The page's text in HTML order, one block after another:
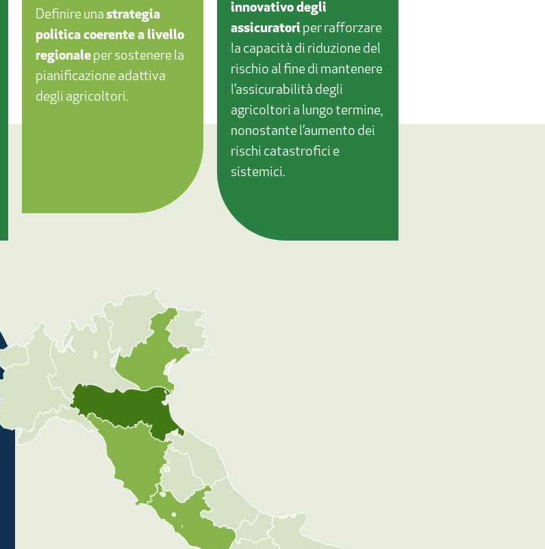
Definire una strategia
politica coerente a livello
regionale per sostenere la
pianificazione adattiva
degli agricoltori.
innovativo degli
assicuratori per rafforzare
la capacità di riduzione del
rischio al fine di mantenere
l’assicurabilità degli
agricoltori a lungo termine,
nonostante l’aumento dei
rischi catastrofici e
sistemici.